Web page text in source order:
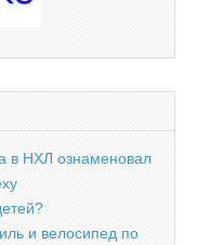
в НХЛ ознаменовал
и велосипед по